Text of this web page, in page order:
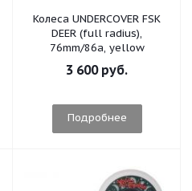
Колеса UNDERCOVER FSK
DEER (full radius),
76mm/86a, yellow
3 600 руб.
Подробнее